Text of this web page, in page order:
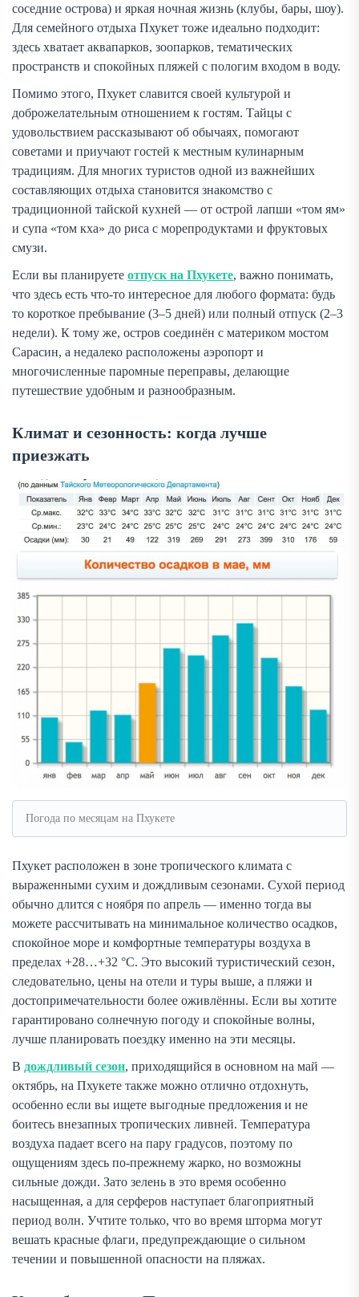
соседние острова) и яркая ночная жизнь (клубы, бары, шоу).
Для семейного отдыха Пхукет тоже идеально подходит:
здесь хватает аквапарков, зоопарков, тематических
пространств и спокойных пляжей с пологим входом в воду.
Помимо этого, Пхукет славится своей культурой и
доброжелательным отношением к гостям. Тайцы с
удовольствием рассказывают об обычаях, помогают
советами и приучают гостей к местным кулинарным
традициям. Для многих туристов одной из важнейших
составляющих отдыха становится знакомство с
традиционной тайской кухней — от острой лапши «том ям»
и супа «том кха» до риса с морепродуктами и фруктовых
смузи.
Если вы планируете отпуск на Пхукете, важно понимать,
что здесь есть что-то интересное для любого формата: будь
то короткое пребывание (3–5 дней) или полный отпуск (2–3
недели). К тому же, остров соединён с материком мостом
Сарасин, а недалеко расположены аэропорт и
многочисленные паромные переправы, делающие
путешествие удобным и разнообразным.
Климат и сезонность: когда лучше
приезжать
Погода по месяцам на Пхукете
Пхукет расположен в зоне тропического климата с
выраженными сухим и дождливым сезонами. Сухой период
обычно длится с ноября по апрель — именно тогда вы
можете рассчитывать на минимальное количество осадков,
спокойное море и комфортные температуры воздуха в
пределах +28…+32 °C. Это высокий туристический сезон,
следовательно, цены на отели и туры выше, а пляжи и
достопримечательности более оживлённы. Если вы хотите
гарантировано солнечную погоду и спокойные волны,
лучше планировать поездку именно на эти месяцы.
В дождливый сезон, приходящийся в основном на май —
октябрь, на Пхукете также можно отлично отдохнуть,
особенно если вы ищете выгодные предложения и не
боитесь внезапных тропических ливней. Температура
воздуха падает всего на пару градусов, поэтому по
ощущениям здесь по-прежнему жарко, но возможны
сильные дожди. Зато зелень в это время особенно
насыщенная, а для серферов наступает благоприятный
период волн. Учтите только, что во время шторма могут
вешать красные флаги, предупреждающие о сильном
течении и повышенной опасности на пляжах.